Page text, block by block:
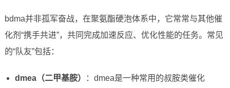
bdma并非孤军奋战，在聚氨酯硬泡体系中，它常常与其他催
化剂“携手共进”，共同完成加速反应、优化性能的任务。常见
的“队友”包括：
dmea（二甲基胺）
：dmea是一种常用的叔胺类催化